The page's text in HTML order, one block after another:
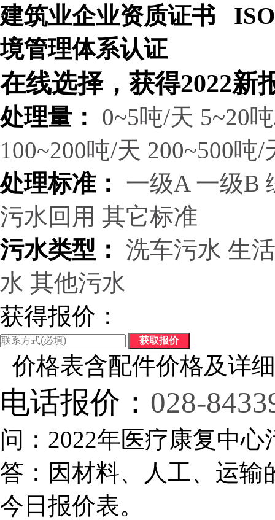
建筑业企业资质证书
境管理体系认证
在线选择，获得2022新
处理量： 0~5吨/天 5~20
100~200吨/天 200~500吨/
处理标准：
一级A 一级B
污水回用 其它标准
污水类型：
洗车污水 生
水 其他污水
获得报价：
价格表含配件价格及详
电话报价： 028-
问：2022年医疗康复中
答：因材料、人工、运输
今日报价表。